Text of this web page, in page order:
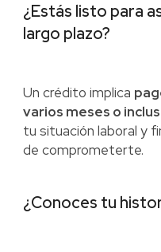
¿Estás listo para
largo plazo?
Un crédito implica
varios meses o
tu situación laboral y
de comprometerte.
¿Conoces tu